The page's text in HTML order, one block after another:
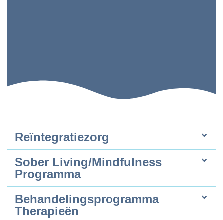
Reïntegratiezorg
Sober Living/Mindfulness
Programma
Behandelingsprogramma
Therapieën